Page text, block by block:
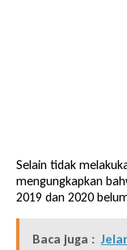
Selain tidak
mengungkapkan
2019 dan 2020
Baca juga :